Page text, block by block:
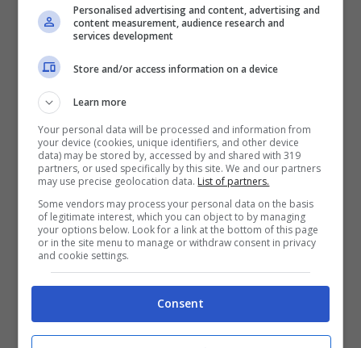
Tracklist Goldenheart – Dawn Richard
“In the Hearts (Intro)”
Personalised advertising and content, advertising and
content measurement, audience research and
services development
Store and/or access information on a device
Learn more
Your personal data will be processed and information from
your device (cookies, unique identifiers, and other device
data) may be stored by, accessed by and shared with 319
partners, or used specifically by this site. We and our partners
may use precise geolocation data. List of partners.
Some vendors may process your personal data on the basis
of legitimate interest, which you can object to by managing
your options below. Look for a link at the bottom of this page
or in the site menu to manage or withdraw consent in privacy
and cookie settings.
Consent